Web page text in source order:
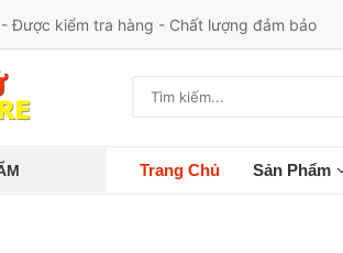
Được kiểm tra hàng - Chất lượng đảm bảo
Trang Chủ Sản Phẩm